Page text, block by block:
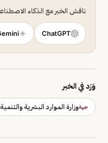
ناقش الخبر مع الذكاء
ChatGPT
وَرَد في الخبر
جهةوزارة الموارد البشرية